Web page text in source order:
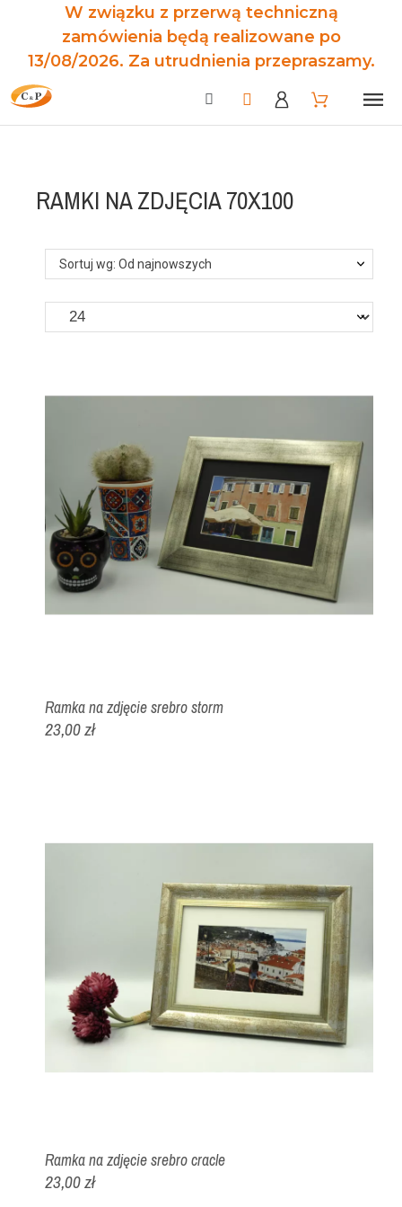
W związku z przerwą techniczną
zamówienia będą realizowane po
13/08/2026. Za utrudnienia przepraszamy.
RAMKI NA ZDJĘCIA 70X100
Sortuj wg: Od najnowszych
Ramka na zdjęcie srebro storm
23,00 zł
Ramka na zdjęcie srebro cracle
23,00 zł